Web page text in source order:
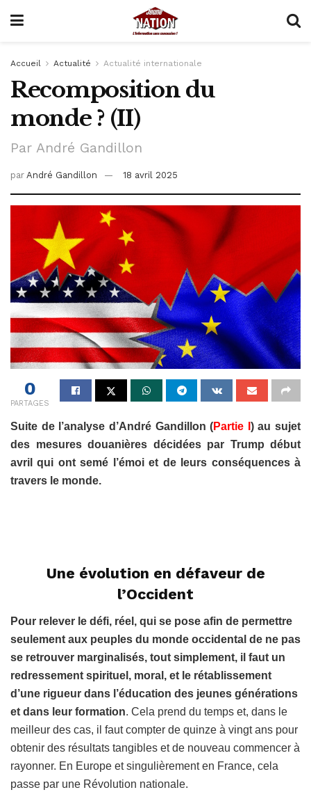
Accueil Actualité Actualité internationale
Recomposition du
monde ? (II)
Par André Gandillon
par André Gandillon 18 avril 2025
0
PARTAGES
Suite de l’analyse d’André Gandillon (Partie I ) au sujet
des mesures douanières décidées par Trump début
avril qui ont semé l’émoi et de leurs conséquences à
travers le monde.
Une évolution en défaveur de
l’Occident
Pour relever le défi, réel, qui se pose afin de permettre
seulement aux peuples du monde occidental de ne pas
se retrouver marginalisés, tout simplement, il faut un
redressement spirituel, moral, et le rétablissement
d’une rigueur dans l’éducation des jeunes générations
et dans leur formation. Cela prend du temps et, dans le
meilleur des cas, il faut compter de quinze à vingt ans pour
obtenir des résultats tangibles et de nouveau commencer à
rayonner. En Europe et singulièrement en France, cela
passe par une Révolution nationale.